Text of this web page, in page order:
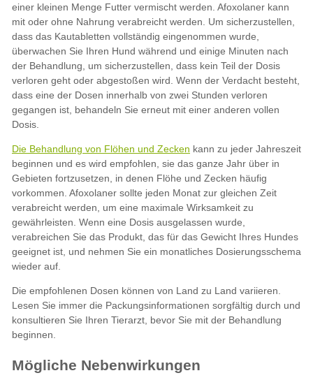
Die Behandlung von Flöhen und Zecken